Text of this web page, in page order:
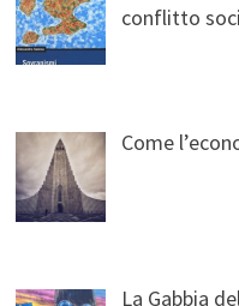
conflitto
Come
La Gabbia